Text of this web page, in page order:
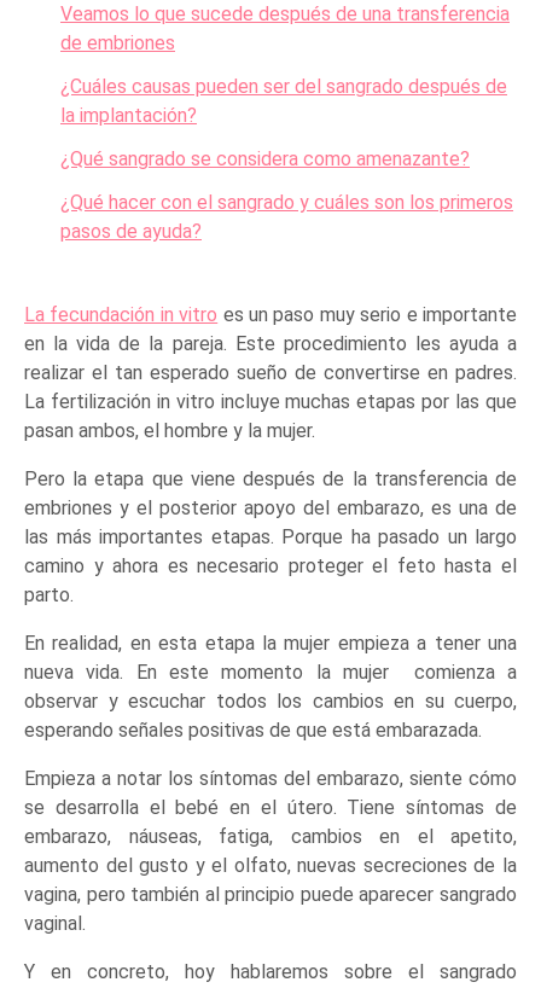
Veamos lo que sucede después de una transferencia
de embriones
¿Cuáles causas pueden ser del sangrado después de
la implantación?
¿Qué sangrado se considera como amenazante?
¿Qué hacer con el sangrado y cuáles son los primeros
pasos de ayuda?
La fecundación in vitro es un paso muy serio e importante
en la vida de la pareja. Este procedimiento les ayuda a
realizar el tan esperado sueño de convertirse en padres.
La fertilización in vitro incluye muchas etapas por las que
pasan ambos, el hombre y la mujer.
Pero la etapa que viene después de la transferencia de
embriones y el posterior apoyo del embarazo, es una de
las más importantes etapas. Porque ha pasado un largo
camino y ahora es necesario proteger el feto hasta el
parto.
En realidad, en esta etapa la mujer empieza a tener una
nueva vida. En este momento la mujer comienza a
observar y escuchar todos los cambios en su cuerpo,
esperando señales positivas de que está embarazada.
Empieza a notar los síntomas del embarazo, siente cómo
se desarrolla el bebé en el útero. Tiene síntomas de
embarazo, náuseas, fatiga, cambios en el apetito,
aumento del gusto y el olfato, nuevas secreciones de la
vagina, pero también al principio puede aparecer sangrado
vaginal.
Y en concreto, hoy hablaremos sobre el sangrado